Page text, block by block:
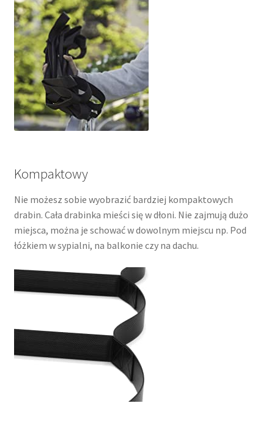
Kompaktowy
Nie możesz sobie wyobrazić bardziej kompaktowych
drabin. Cała drabinka mieści się w dłoni. Nie zajmują dużo
miejsca, można je schować w dowolnym miejscu np. Pod
łóżkiem w sypialni, na balkonie czy na dachu.